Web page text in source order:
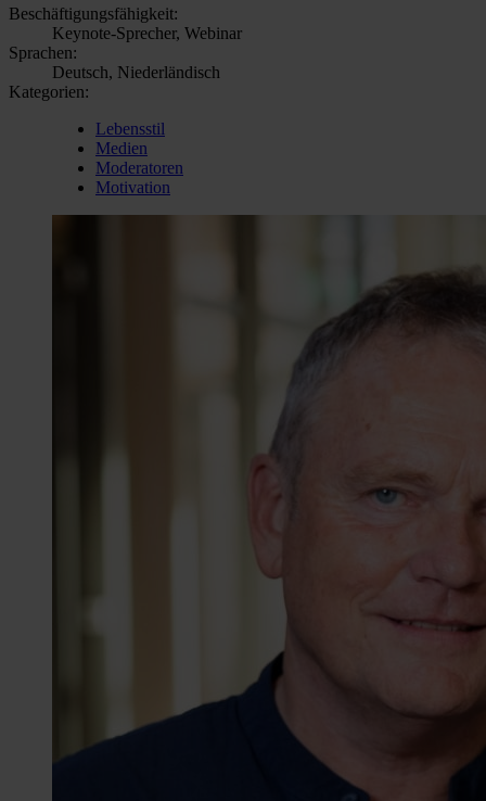
Beschäftigungsfähigkeit:
Keynote-Sprecher, Webinar
Sprachen:
Deutsch, Niederländisch
Kategorien:
Lebensstil
Medien
Moderatoren
Motivation